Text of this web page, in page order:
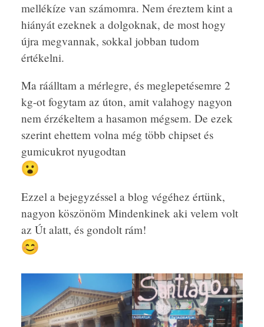
mellékíze van számomra. Nem éreztem kint a
hiányát ezeknek a dolgoknak, de most hogy
újra megvannak, sokkal jobban tudom
értékelni.
Ma ráálltam a mérlegre, és meglepetésemre 2
kg-ot fogytam az úton, amit valahogy nagyon
nem érzékeltem a hasamon mégsem. De ezek
szerint ehettem volna még több chipset és
gumicukrot nyugodtan
Ezzel a bejegyzéssel a blog végéhez értünk,
nagyon köszönöm Mindenkinek aki velem volt
az Út alatt, és gondolt rám!